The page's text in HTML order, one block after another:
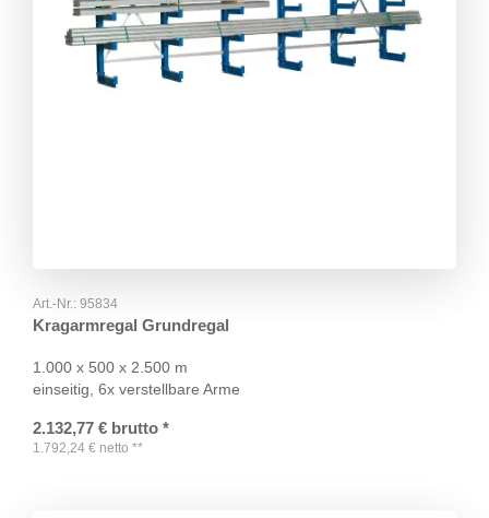
Art.-Nr.: 95834
Kragarmregal Grundregal
1.000 x 500 x 2.500 m
einseitig, 6x verstellbare Arme
2.132,77 € brutto *
1.792,24 € netto **